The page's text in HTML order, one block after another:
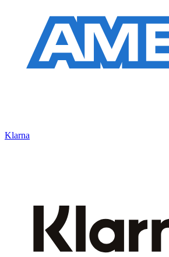
Klarna